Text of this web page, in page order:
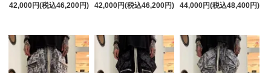
42,000円(税込46,200円)
42,000円(税込46,200円)
44,000円(税込48,400円)